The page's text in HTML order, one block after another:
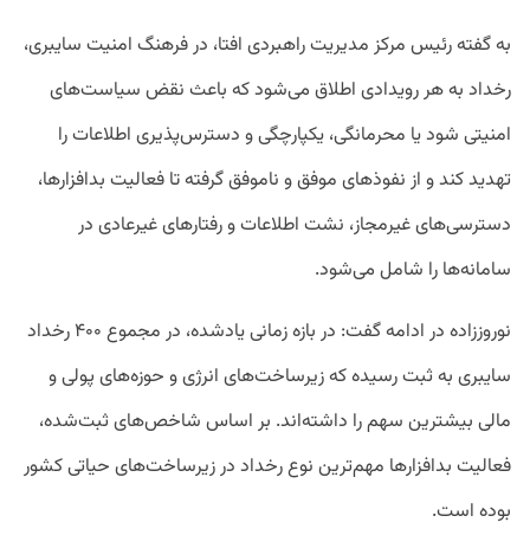
به گفته رئیس مرکز مدیریت راهبردی افتا، در فرهنگ امنیت سایبری،
رخداد به هر رویدادی اطلاق می‌شود که باعث نقض سیاست‌های
امنیتی شود یا محرمانگی، یکپارچگی و دسترس‌پذیری اطلاعات را
تهدید کند و از نفوذهای موفق و ناموفق گرفته تا فعالیت بدافزارها،
دسترسی‌های غیرمجاز، نشت اطلاعات و رفتارهای غیرعادی در
سامانه‌ها را شامل می‌شود.
نوروززاده در ادامه گفت: در بازه زمانی یادشده، در مجموع ۴۰۰ رخداد
سایبری به ثبت رسیده که زیرساخت‌های انرژی و حوزه‌های پولی و
مالی بیشترین سهم را داشته‌اند. بر اساس شاخص‌های ثبت‌شده،
فعالیت بدافزارها مهم‌ترین نوع رخداد در زیرساخت‌های حیاتی کشور
بوده است.